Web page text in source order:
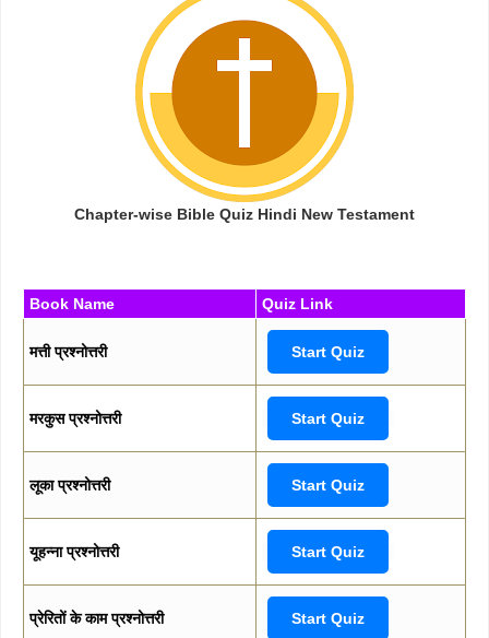
Chapter-wise Bible Quiz Hindi New Testament
Book Name Quiz Link
मत्ती प्रश्नोत्तरी Start Quiz
मरकुस प्रश्नोत्तरी Start Quiz
लूका प्रश्नोत्तरी Start Quiz
यूहन्ना प्रश्नोत्तरी Start Quiz
प्रेरितों के काम प्रश्नोत्तरी Start Quiz